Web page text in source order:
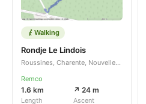
Walking
Rondje Le Lindois
Roussines, Charente, Nouvelle-Aquitaine, FR
Remco
1.6 km
Length
↗ 24 m
Ascent